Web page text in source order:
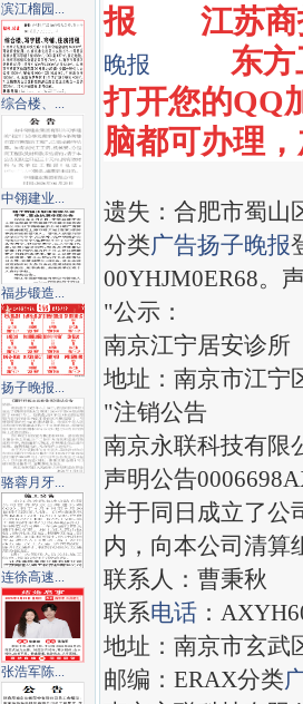
报
江苏
晚报
东
打开您的QQ
脑都可办理
遗失：合肥市蜀山
分类广告扬子晚报
00YHJM0ER68。
"公示：
南京江宁居安诊所
地址：南京市江
"注销公告
南京永联科技有限
声明公告
并于同日成立了公
内，向本公司清算
联系人：曹秉秋
联系电话 ：
地址：南京市玄武
邮编：ERAX分类
滨江榴园...
综合楼、...
中翎建业...
福步锻造...
扬子晚报...
骆蓉月牙...
连徐高速...
张浩军陈...